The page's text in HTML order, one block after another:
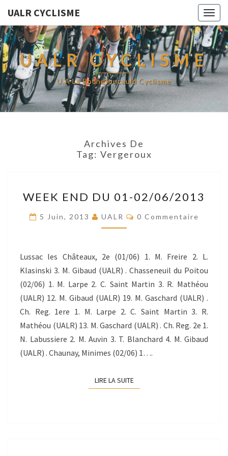
UALR CYCLISME
UALR CYCLISME
U.A La Rochefoucauld Cyclisme
Archives De
Tag: Vergeroux
END
DU
01-
WEEK END DU 01-02/06/2013
5 Juin, 2013 UALR Commentaires
0 Commentaire
Lussac les Châteaux, 2e (01/06) 1. M. Freire 2. L.
Klasinski 3. M. Gibaud (UALR) . Chasseneuil du Poitou
(02/06) 1. M. Larpe 2. C. Saint Martin 3. R. Mathéou
(UALR) 12. M. Gibaud (UALR) 19. M. Gaschard (UALR) .
Ch. Reg. 1ere 1. M. Larpe 2. C. Saint Martin 3. R.
Mathéou (UALR) 13. M. Gaschard (UALR) . Ch. Reg. 2e 1.
N. Labussiere 2. M. Auvin 3. T. Blanchard 4. M. Gibaud
(UALR) . Chaunay, Minimes (02/06) 1….
LIRE LA SUITELIRE LA SUITE